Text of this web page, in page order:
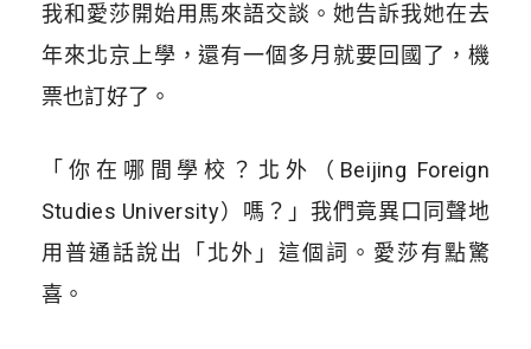
我和愛莎開始用馬來語交談。她告訴我她在去
年來北京上學，還有一個多月就要回國了，機
票也訂好了。
「你在哪間學校？北外（Beijing Foreign
Studies University）嗎？」我們竟異口同聲地
用普通話說出「北外」這個詞。愛莎有點驚
喜。